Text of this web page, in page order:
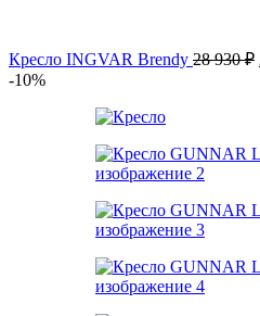
Кресло INGVAR Brendy 28 930₽
-10%